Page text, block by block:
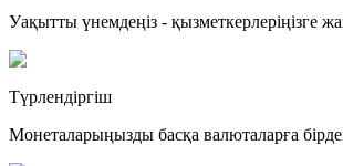
Уақытты үнемдеңіз - қызметкерлеріңізге
Түрлендіргіш
Монеталарыңызды басқа валюталарға